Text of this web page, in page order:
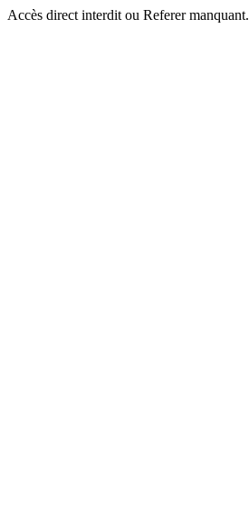
Accès direct interdit ou Referer manquant.